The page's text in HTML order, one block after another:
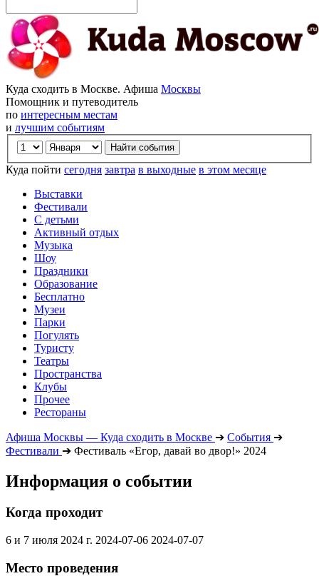
Куда сходить в Москве. Афиша Москвы
Помощник и путеводитель
по интересным местам
и лучшим событиям
Куда пойти сегодня завтра в выходные в этом месяце
Выставки
Фестивали
С детьми
Активный отдых
Музыка
Шоу
Праздники
Образование
Бесплатно
Музеи
Парки
Погулять
Туристу
Театры
Пространства
Клубы
Прочее
Рестораны
Афиша Москвы — Куда сходить в Москве ➔ События ➔
Фестивали ➔ Фестиваль «Егор, давай во двор!» 2024
Информация о событии
Когда проходит
6 и 7 июля 2024 г. 2024-07-06 2024-07-07
Место проведения